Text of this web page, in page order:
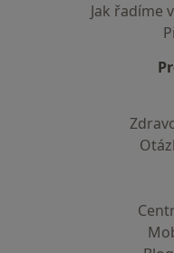
Jak řadíme